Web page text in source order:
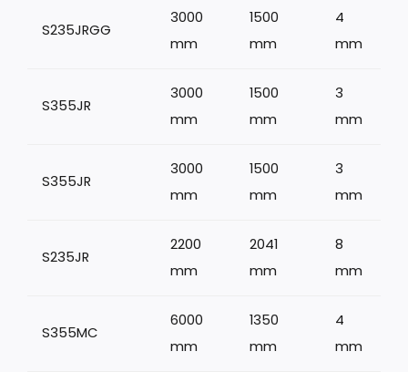
S235JRGG
3000
mm
1500
mm
4
mm
S355JR
3000
mm
1500
mm
3
mm
S355JR
3000
mm
1500
mm
3
mm
S235JR
2200
mm
2041
mm
8
mm
S355MC
6000
mm
1350
mm
4
mm